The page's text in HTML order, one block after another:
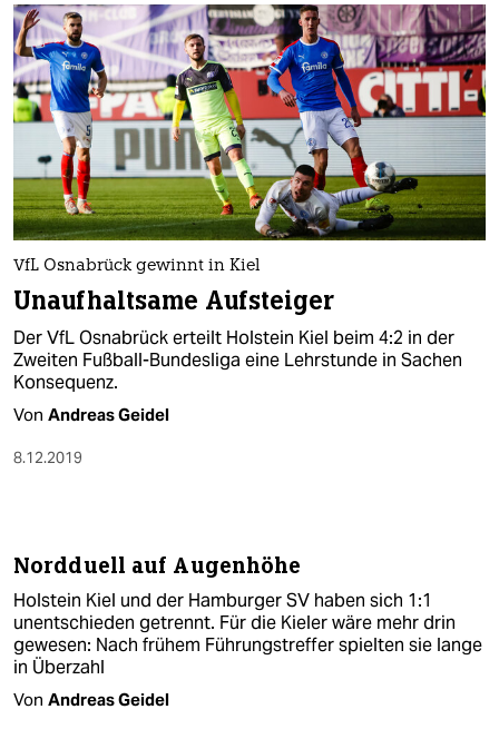
VfL Osnabrück gewinnt in Kiel
Unaufhaltsame Aufsteiger
Der VfL Osnabrück erteilt Holstein Kiel beim 4:2 in der
Zweiten Fußball-Bundesliga eine Lehrstunde in Sachen
Konsequenz.
Von Andreas Geidel
8.12.2019
Nordduell auf Augenhöhe
Holstein Kiel und der Hamburger SV haben sich 1:1
unentschieden getrennt. Für die Kieler wäre mehr drin
gewesen: Nach frühem Führungstreffer spielten sie lange
in Überzahl
Von Andreas Geidel